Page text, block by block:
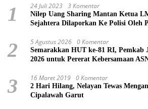
1 24 Juli 2023 3 Komentar
Nilep Uang Sharing Mantan Ketua
Sejahtera Dilaporkan Ke Polisi Oleh
2 5 Agustus 2026 0 Komentar
Semarakkan HUT ke-81 RI, Pemkab
2026 untuk Pererat Kebersamaan
3 16 Maret 2019 0 Komentar
2 Hari Hilang, Nelayan Tewas
Cipalawah Garut